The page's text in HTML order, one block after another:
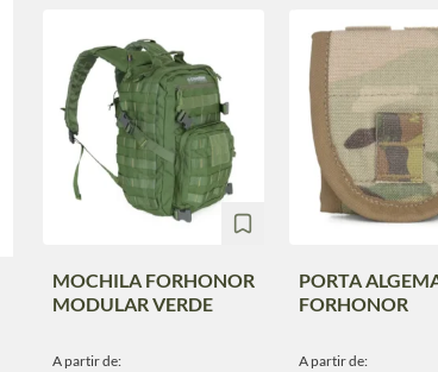
MOCHILA FORHONOR
MODULAR VERDE
A partir de:
PORTA
FORHONOR
A partir de: